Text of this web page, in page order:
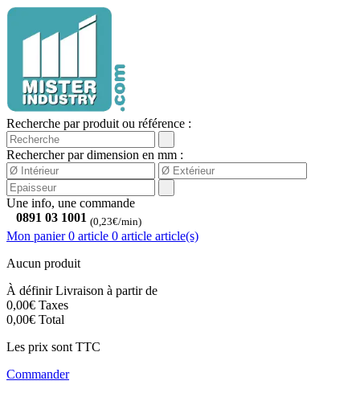
Recherche par produit ou référence :
Rechercher par dimension en mm :
Une info, une commande
0891 03 1001 (0,23€/min)
Mon panier 0 article 0 article article(s)
Aucun produit
À définirLivraison à partir de
0,00€ Taxes
0,00€ Total
Les prix sont TTC
Commander